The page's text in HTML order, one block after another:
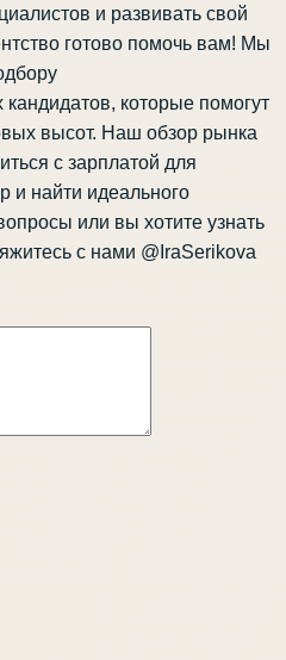
и развивать свой
готово помочь вам! Мы
которые помогут
высот. Наш обзор рынка
с зарплатой для
и найти идеального
или вы хотите узнать
с нами @IraSerikova